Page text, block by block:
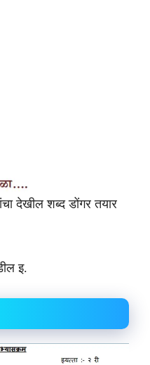
देखील शब्द डोंगर तयार
इ.